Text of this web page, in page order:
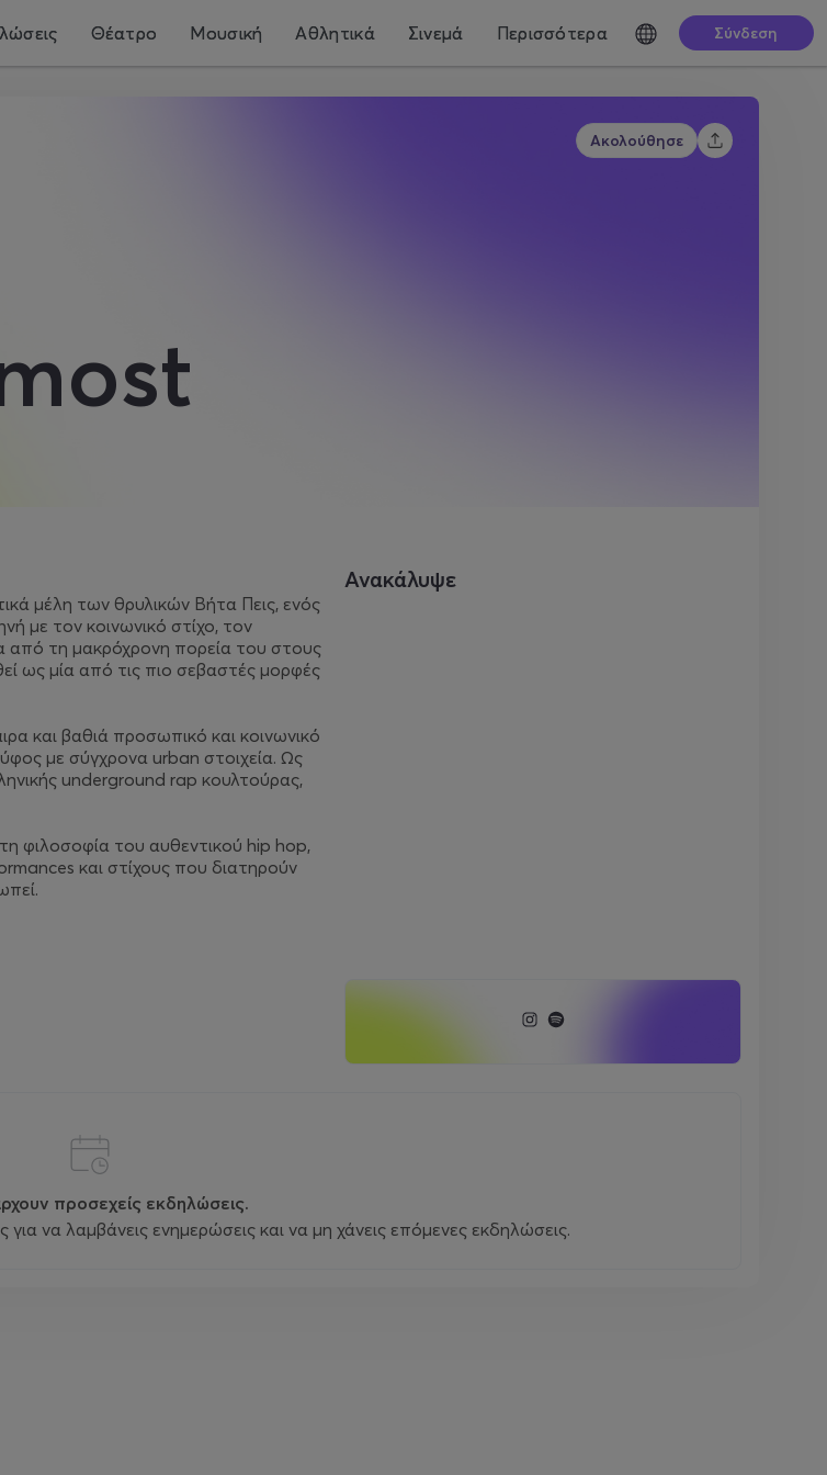
Θέατρο Μουσική Αθλητικά Σινεμά Περισσότερα Σύνδεση
Ακολούθησε
μέλη των θρυλικών Βήτα Πεις, ενός
με τον κοινωνικό στίχο, τον
από τη μακρόχρονη πορεία του στους
ως μία από τις πιο σεβαστές μορφές
και βαθιά προσωπικό και κοινωνικό
με σύγχρονα urban στοιχεία. Ως
underground rap κουλτούρας,
φιλοσοφία του αυθεντικού hip hop,
και στίχους που διατηρούν
Ανακάλυψε
προσεχείς εκδηλώσεις.
να λαμβάνεις ενημερώσεις και να μη χάνεις επόμενες εκδηλώσεις.